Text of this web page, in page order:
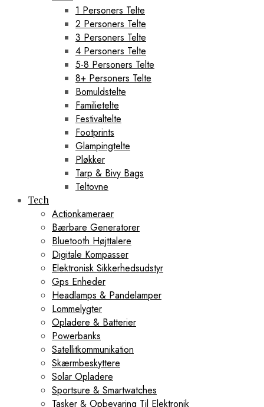
1 Personers Telte
2 Personers Telte
3 Personers Telte
4 Personers Telte
5-8 Personers Telte
8+ Personers Telte
Bomuldstelte
Familietelte
Festivaltelte
Footprints
Glampingtelte
Pløkker
Tarp & Bivy Bags
Teltovne
Tech
Actionkameraer
Bærbare Generatorer
Bluetooth Højttalere
Digitale Kompasser
Elektronisk Sikkerhedsudstyr
Gps Enheder
Headlamps & Pandelamper
Lommelygter
Opladere & Batterier
Powerbanks
Satellitkommunikation
Skærmbeskyttere
Solar Opladere
Sportsure & Smartwatches
Tasker & Opbevaring Til Elektronik